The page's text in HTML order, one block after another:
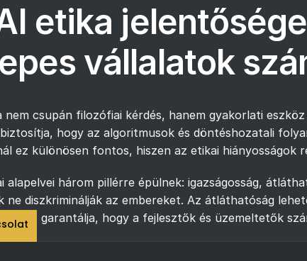
etika
vállalatok
nem csupán filozófiai kérdés, hanem gyakorlati
hogy az algoritmusok és döntéshozatali
ez különösen fontos, hiszen az etikai
alapelvei három pillérre épülnek: igazságosság,
ne diszkriminálják az embereket. Az átláthatóság
garantálja, hogy a fejlesztők és üzemeltetők